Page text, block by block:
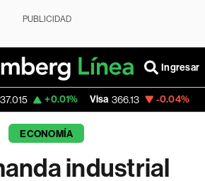
PUBLICIDAD
Ingresar
Visa 366.13 -0.04%
ECONOMÍA
industrial